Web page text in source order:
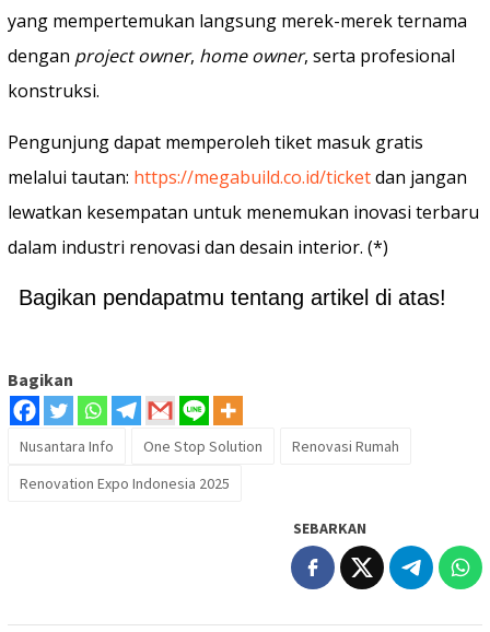
yang mempertemukan langsung merek-merek ternama
dengan project owner, home owner, serta profesional
konstruksi.
Pengunjung dapat memperoleh tiket masuk gratis
melalui tautan: https://megabuild.co.id/ticketdan jangan
lewatkan kesempatan untuk menemukan inovasi terbaru
dalam industri renovasi dan desain interior. (*)
Bagikan pendapatmu tentang artikel di atas!
Bagikan
Nusantara Info One Stop Solution
Renovasi Rumah
Renovation Expo Indonesia 2025
SEBARKAN